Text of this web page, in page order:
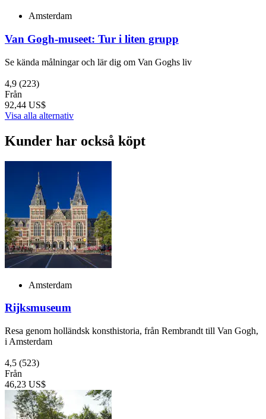
Amsterdam
Van Gogh-museet: Tur i liten grupp
Se kända målningar och lär dig om Van Goghs liv
4,9 (223)
Från
92,44 US$
Visa alla alternativ
Kunder har också köpt
Amsterdam
Rijksmuseum
Resa genom holländsk konsthistoria, från Rembrandt till Van Gogh,
i Amsterdam
4,5 (523)
Från
46,23 US$